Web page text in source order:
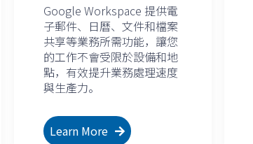
Google Workspace 提供電
子郵件、日曆、文件和檔案
共享等業務所需功能，讓您
的工作不會受限於設備和地
點，有效提升業務處理速度
與生產力。
Learn More